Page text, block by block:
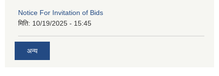
Notice For Invitation of Bids
मिति: 10/19/2025 - 15:45
अन्य